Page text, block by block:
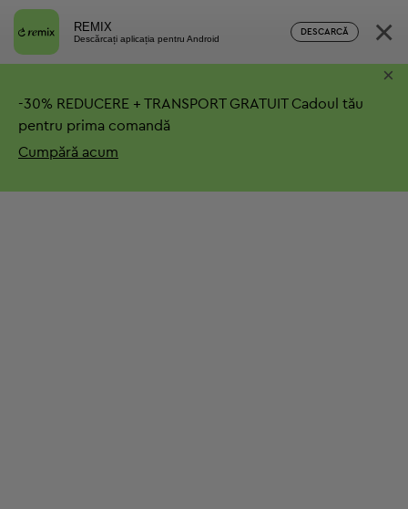
REMIX
Descărcați aplicația pentru Android
DESCARCĂ ×
-30% REDUCERE + TRANSPORT GRATUITCadoul tău
pentru prima comandă
Cumpără acum
×